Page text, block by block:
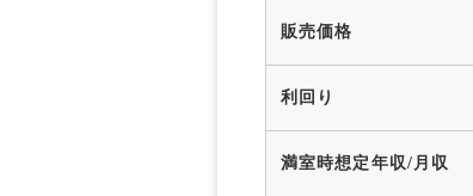
販売価格
利回り
満室時想定年収/月収